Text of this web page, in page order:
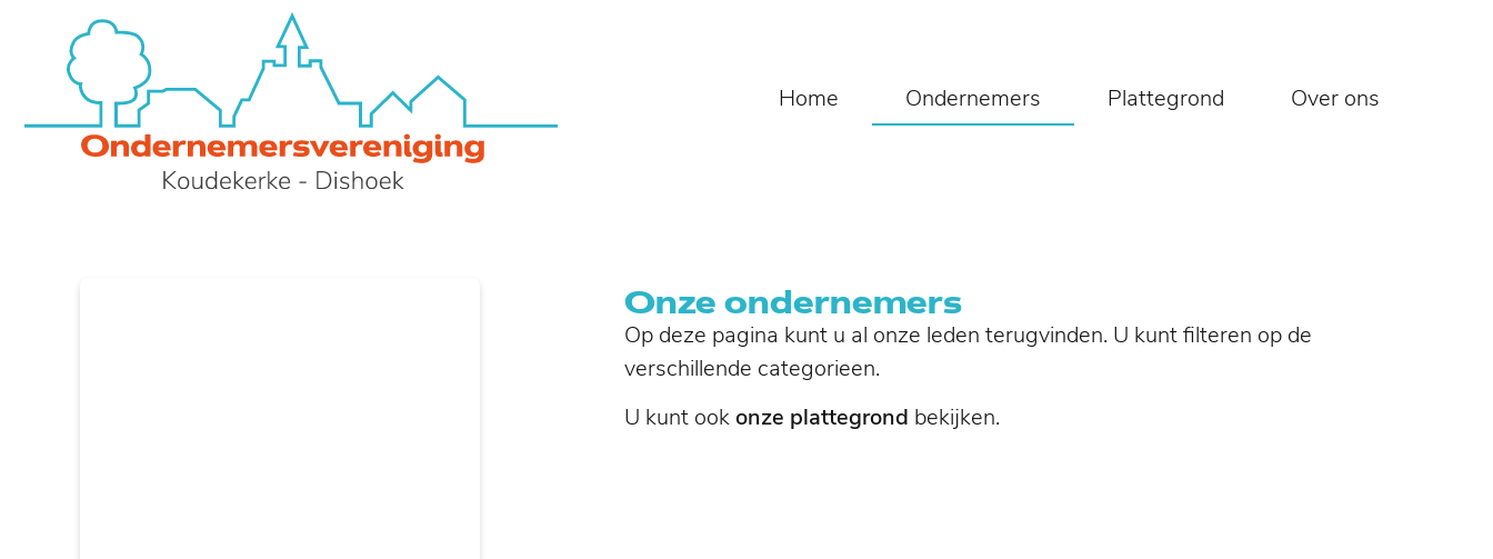
Home Ondernemers Plattegrond Over ons
Onze ondernemers
Op deze pagina kunt u al onze leden terugvinden. U kunt filteren op de
verschillende categorieen.
U kunt ook onze plattegrond bekijken.